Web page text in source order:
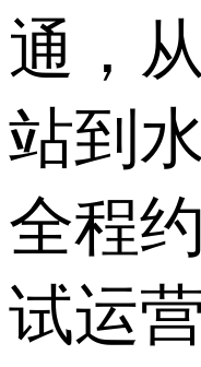
通，
站到
全程
试运